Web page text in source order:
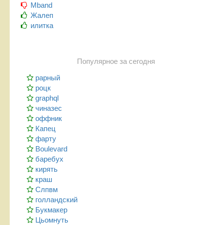
Mband
Жалеп
илитка
Популярное за сегодня
рарный
роцк
graphql
чиназес
оффник
Капец
фарту
Boulevard
баребух
кирять
краш
Слпвм
голландский
Букмакер
Цьомнуть